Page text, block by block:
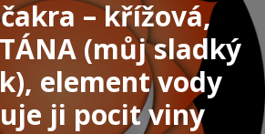
– křížová,
(můj sladký
element vody
ji pocit viny